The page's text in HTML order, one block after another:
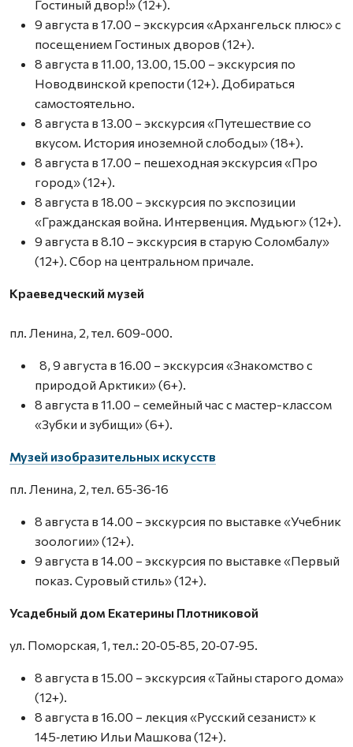
Гостиный двор!» (12+).
9 августа в 17.00 – экскурсия «Архангельск плюс» с
посещением Гостиных дворов (12+).
8 августа в 11.00, 13.00, 15.00 – экскурсия по
Новодвинской крепости (12+). Добираться
самостоятельно.
8 августа в 13.00 – экскурсия «Путешествие со
вкусом. История иноземной слободы» (18+).
8 августа в 17.00 – пешеходная экскурсия «Про
город» (12+).
8 августа в 18.00 – экскурсия по экспозиции
«Гражданская война. Интервенция. Мудьюг» (12+).
9 августа в 8.10 – экскурсия в старую Соломбалу»
(12+). Сбор на центральном причале.
Краеведческий музей
пл. Ленина, 2, тел. 609-000.
8, 9 августа в 16.00 – экскурсия «Знакомство с
природой Арктики» (6+).
8 августа в 11.00 – семейный час с мастер-классом
«Зубки и зубищи» (6+).
Музей изобразительных искусств
пл. Ленина, 2, тел. 65‑36‑16
8 августа в 14.00 – экскурсия по выставке «Учебник
зоологии» (12+).
9 августа в 14.00 – экскурсия по выставке «Первый
показ. Суровый стиль» (12+).
Усадебный дом Екатерины Плотниковой
ул. Поморская, 1, тел.: 20‑05‑85, 20‑07‑95.
8 августа в 15.00 – экскурсия «Тайны старого дома»
(12+).
8 августа в 16.00 – лекция «Русский сезанист» к
145‑летию Ильи Машкова (12+).